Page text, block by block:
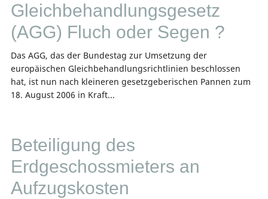
Gleichbehandlungsgesetz
(AGG) Fluch oder Segen ?
Das AGG, das der Bundestag zur Umsetzung der
europäischen Gleichbehandlungsrichtlinien beschlossen
hat, ist nun nach kleineren gesetzgeberischen Pannen zum
18. August 2006 in Kraft...
Beteiligung des
Erdgeschossmieters an
Aufzugskosten